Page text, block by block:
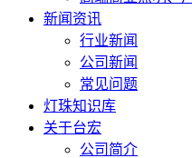
新闻资讯
行业新闻
公司新闻
常见问题
灯珠知识库
关于台宏
公司简介